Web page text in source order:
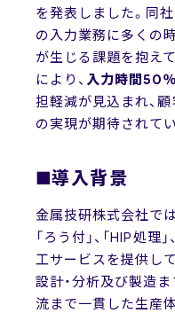
を発表しました。同
の入力業務に多くの
が生じる課題を抱え
により、 入力時間50
担軽減が見込まれ、
の実現が期待されて
■導入背景
金属技研株式会社で
「ろう付」、「HIP処理
工サービスを提供し
設計・分析及び製造
流まで一貫した生産